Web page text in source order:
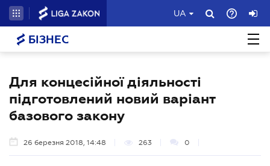
UA
БІЗНЕС
Для концесійної діяльності
підготовлений новий варіант
базового закону
26 березня 2018, 14:48 263 0